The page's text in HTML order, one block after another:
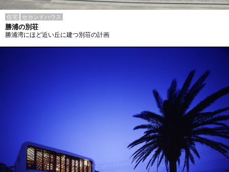
住宅 セカンドハウス
勝浦の別荘
勝浦湾にほど近い丘に建つ別荘の計画